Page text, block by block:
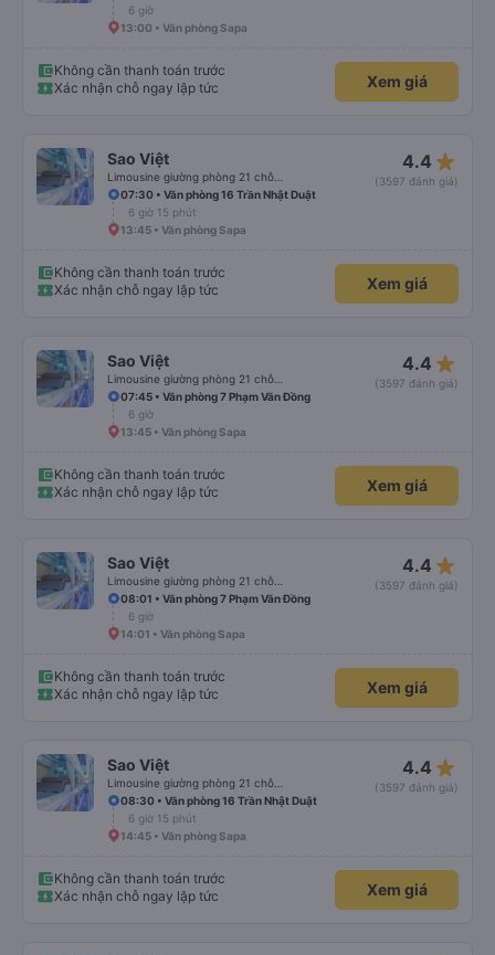
6 giờ
13:00 • Văn phòng Sapa
Không cần thanh toán trước
Xác nhận chỗ ngay lập tức
Xem giá
Sao Việt 4.4 star_rate
(3597 đánh giá)
07:30 • Văn phòng 16 Trần Nhật Duật
6 giờ 15 phút
13:45 • Văn phòng Sapa
Không cần thanh toán trước
Xác nhận chỗ ngay lập tức
Xem giá
Sao Việt 4.4 star_rate
(3597 đánh giá)
07:45 • Văn phòng 7 Phạm Văn Đồng
6 giờ
13:45 • Văn phòng Sapa
Không cần thanh toán trước
Xác nhận chỗ ngay lập tức
Xem giá
Sao Việt 4.4 star_rate
(3597 đánh giá)
08:01 • Văn phòng 7 Phạm Văn Đồng
6 giờ
14:01 • Văn phòng Sapa
Không cần thanh toán trước
Xác nhận chỗ ngay lập tức
Xem giá
Sao Việt 4.4 star_rate
(3597 đánh giá)
08:30 • Văn phòng 16 Trần Nhật Duật
6 giờ 15 phút
14:45 • Văn phòng Sapa
Không cần thanh toán trước
Xác nhận chỗ ngay lập tức
Xem giá